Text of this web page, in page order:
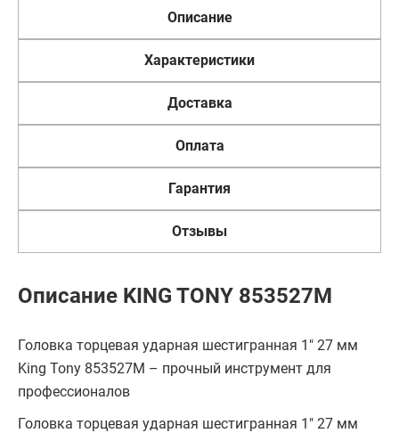
Описание
Характеристики
Доставка
Оплата
Гарантия
Отзывы
Описание KING TONY 853527M
Головка торцевая ударная шестигранная 1" 27 мм
King Tony 853527M – прочный инструмент для
профессионалов
Головка торцевая ударная шестигранная 1" 27 мм